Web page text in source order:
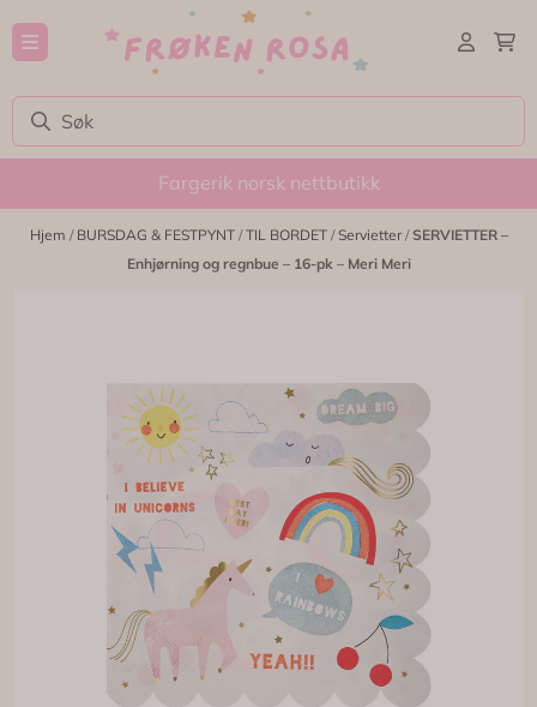
Hopp til innhold
Fargerik norsk nettbutikk
Hjem / BURSDAG & FESTPYNT /TIL BORDET /Servietter/SERVIETTER –
Enhjørning og regnbue – 16-pk – Meri Meri